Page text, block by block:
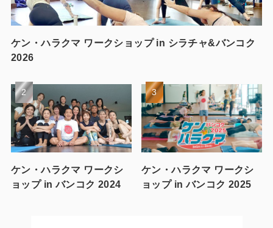
ケン・ハラクマ ワークショップ in シラチャ&バンコク
2026
ケン・ハラクマ ワークシ
ョップ in バンコク 2024
ケン・ハラクマ ワークシ
ョップ in バンコク 2025